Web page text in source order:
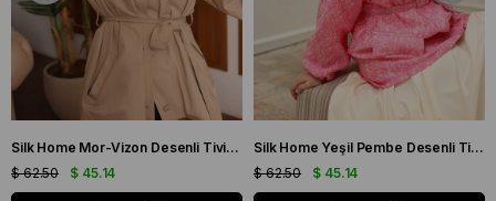
Silk Home Mor-Vizon Desenli Tivil İpek Eşarp 11432-15
$ 45.14
$ 62.50
Silk Home Yeşil Pembe Desenli Tivil İpek Eşarp 11433-19
$ 45.14
$ 62.50